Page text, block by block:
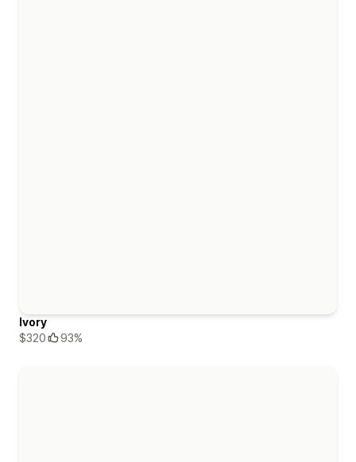
Ivory
$320
93%